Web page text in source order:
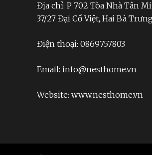
Địa chỉ: P 702 Tòa Nhà Tân
37/27 Đại Cồ Việt, Hai Bà
Điện thoại: 0869757803
Email: info@nesthome.vn
Website: www.nesthome.vn